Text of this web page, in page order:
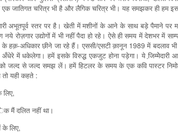
एक जातिगत चरित्र भी है और लैगिक चरित्र भी। यह समझकर ही हम
अभूतपूर्व स्तर पर है। खेती में मशीनों के आने के साथ बड़े पैमाने पर
रोज़गार उद्योगों में भी नहीं पैदा हो रहे। ऐसे ही समय में देशभर में
हक़-अधिकार छीने जा रहे हैं। एससी/एसटी क़ानून 1989 में बदलाव
में धकेलेगा। हमें इसके विरुद्ध एकजुट होना पड़ेगा। ये
जल्द से जल्द समझ लें। हमें हिटलर के समय के एक कवि पास्टर
यही कहते :
मैं दलित नहीं था।
के लिए,